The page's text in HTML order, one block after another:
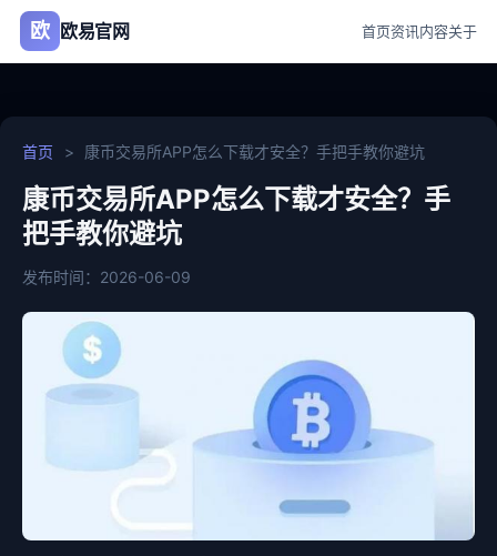
欧 欧易官网 首页资讯内容关于
首页 > 康币交易所APP怎么下载才安全？手把手教你避坑
康币交易所APP怎么下载才安全？手
把手教你避坑
发布时间：2026-06-09